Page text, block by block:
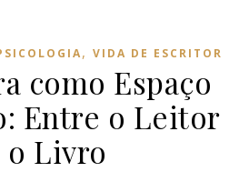
, VIDA DE ESCRITOR
como Espaço
Entre o Leitor
o Livro